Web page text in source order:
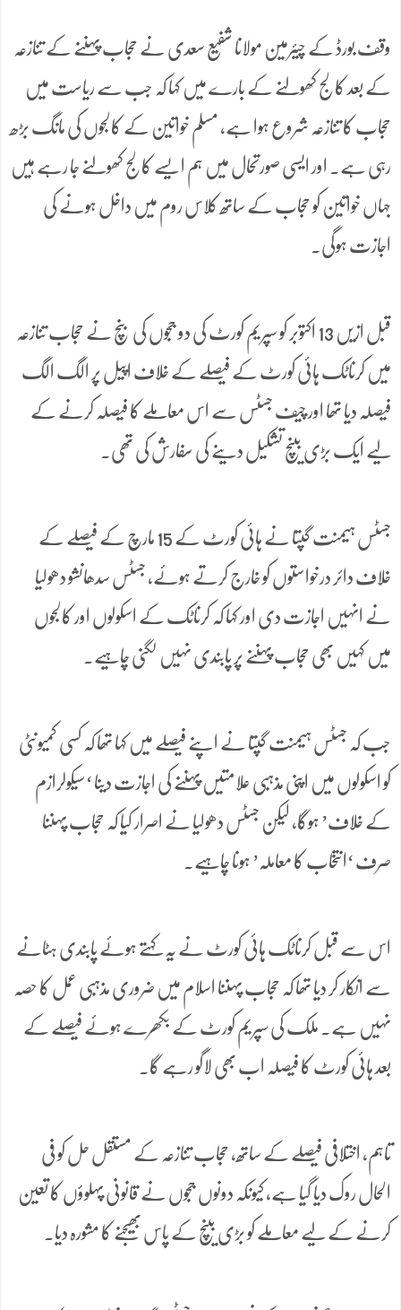
وقف بورڈ کے چیئرمین مولانا شفیع سعدی نے حجاب پہننے کے تنازعہ
کے بعد کالج کھولنے کے بارے میں کہا کہ جب سے ریاست میں
حجاب کا تنازعہ شروع ہوا ہے، مسلم خواتین کے کالجوں کی مانگ بڑھ
رہی ہے۔ اور ایسی صورتحال میں ہم ایسے کالج کھولنے جا رہے ہیں
جہاں خواتین کو حجاب کے ساتھ کلاس روم میں داخل ہونے کی
اجازت ہوگی۔
قبل ازیں 13 اکتوبر کو سپریم کورٹ کی دو ججوں کی بنچ نے حجاب تنازعہ
میں کرناٹک ہائی کورٹ کے فیصلے کے خلاف اپیل پر الگ الگ
فیصلہ دیا تھا اور چیف جسٹس سے اس معاملے کا فیصلہ کرنے کے
لیے ایک بڑی بینچ تشکیل دینے کی سفارش کی تھی۔
جسٹس ہیمنت گپتا نے ہائی کورٹ کے 15 مارچ کے فیصلے کے
خلاف دائر درخواستوں کو خارج کرتے ہوئے، جسٹس سدھانشو دھولیا
نے انہیں اجازت دی اور کہا کہ کرناٹک کے اسکولوں اور کالجوں
میں کہیں بھی حجاب پہننے پر پابندی نہیں لگنی چاہیے۔
جب کہ جسٹس ہیمنت گپتا نے اپنے فیصلے میں کہا تھا کہ کسی کمیونٹی
کو اسکولوں میں اپنی مذہبی علامتیں پہننے کی اجازت دینا ‘سیکولرازم
کے خلاف’ ہوگا، لیکن جسٹس دھولیا نے اصرار کیا کہ حجاب پہننا
صرف ‘انتخاب کا معاملہ’ ہونا چاہیے۔
اس سے قبل کرناٹک ہائی کورٹ نے یہ کہتے ہوئے پابندی ہٹانے
سے انکار کر دیا تھا کہ حجاب پہننا اسلام میں ضروری مذہبی عمل کا حصہ
نہیں ہے۔ ملک کی سپریم کورٹ کے بکھرے ہوئے فیصلے کے
بعد ہائی کورٹ کا فیصلہ اب بھی لاگو رہے گا۔
تاہم، اختلافی فیصلے کے ساتھ، حجاب تنازعہ کے مستقل حل کو فی
الحال روک دیا گیا ہے، کیونکہ دونوں ججوں نے قانونی پہلوؤں کا تعین
کرنے کے لیے معاملے کو بڑی بینچ کے پاس بھیجنے کا مشورہ دیا۔